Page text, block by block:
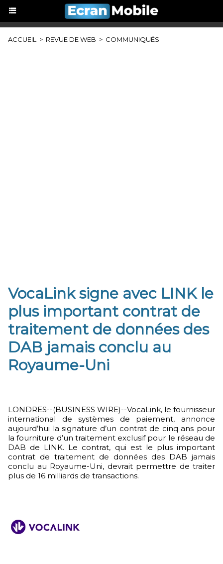
ACCUEIL > REVUE DE WEB > COMMUNIQUÉS
VocaLink signe avec LINK le
plus important contrat de
traitement de données des
DAB jamais conclu au
Royaume-Uni
LONDRES--(BUSINESS WIRE)--VocaLink, le fournisseur
international de systèmes de paiement, annonce
aujourd’hui la signature d’un contrat de cinq ans pour
la fourniture d’un traitement exclusif pour le réseau de
DAB de LINK. Le contrat, qui est le plus important
contrat de traitement de données des DAB jamais
conclu au Royaume-Uni, devrait permettre de traiter
plus de 16 milliards de transactions.